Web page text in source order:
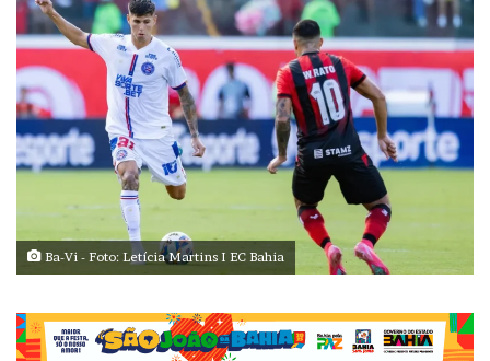
Ba-Vi - Foto: Letícia Martins I EC Bahia